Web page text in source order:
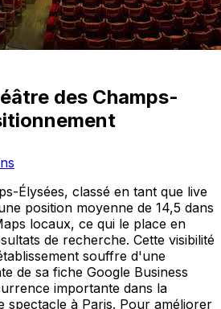
des Champs-
Élysées, classé en tant que live
position moyenne de 14,5 dans
locaux, ce qui le place en
de recherche. Cette visibilité
souffre d'une
de sa fiche Google Business
importante dans la
spectacle à Paris. Pour améliorer